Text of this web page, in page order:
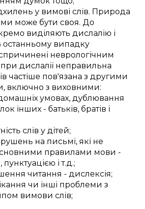
у вимові слів. Природа
може бути своя. До
виділяють дислалію і
останньому випадку
неврологічним
дислалії неправильна
частіше пов'язана з другими
включно з виховними:
умовах, дублювання
інших - батьків, братів і
слів у дітей;
на письмі, які не
правилами мови -
, пунктуацією іт.д.;
читання - дислексія;
чи інші проблеми з
вимови слів;